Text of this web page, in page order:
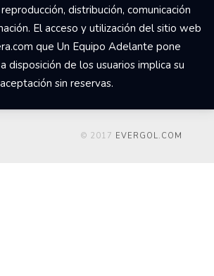
distribución, comunicación
El acceso y utilización del sitio web
que Un Equipo Adelante pone
disposición de los usuarios implica su
aceptación sin reservas.
© 2017 EVERGOL.COM